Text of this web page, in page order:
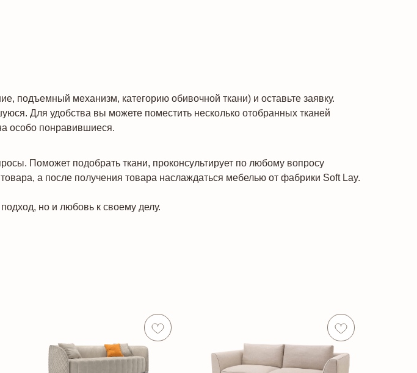
подъемный механизм, категорию обивочной ткани) и оставьте заявку.
Для удобства вы можете поместить несколько отобранных тканей
особо понравившиеся.
Поможет подобрать ткани, проконсультирует по любому вопросу
а после получения товара наслаждаться мебелью от фабрики Soft Lay.
но и любовь к своему делу.